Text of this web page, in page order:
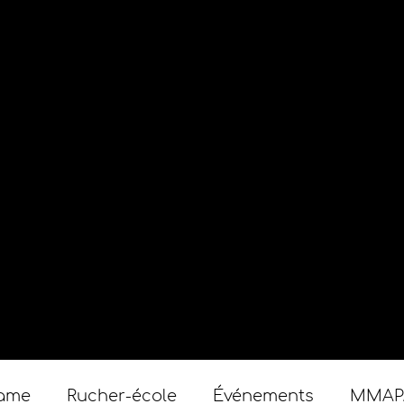
Rucher-école Événements